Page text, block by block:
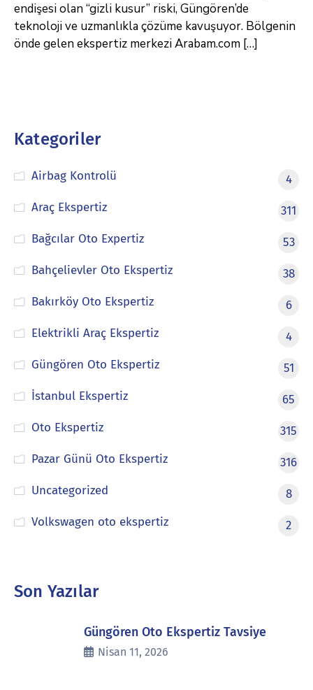
endişesi olan “gizli kusur” riski, Güngören’de
teknoloji ve uzmanlıkla çözüme kavuşuyor. Bölgenin
önde gelen ekspertiz merkezi Arabam.com […]
Kategoriler
Airbag Kontrolü
4
Araç Ekspertiz
311
Bağcılar Oto Expertiz
53
Bahçelievler Oto Ekspertiz
38
Bakırköy Oto Ekspertiz
6
Elektrikli Araç Ekspertiz
4
Güngören Oto Ekspertiz
51
İstanbul Ekspertiz
65
Oto Ekspertiz
315
Pazar Günü Oto Ekspertiz
316
Uncategorized
8
Volkswagen oto ekspertiz
2
Son Yazılar
Güngören Oto Ekspertiz Tavsiye
Nisan 11, 2026